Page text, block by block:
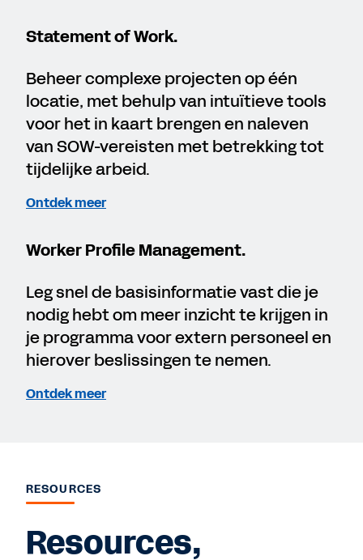
Statement of Work.
Beheer complexe projecten op één
locatie, met behulp van intuïtieve tools
voor het in kaart brengen en naleven
van SOW-vereisten met betrekking tot
tijdelijke arbeid.
Ontdek meer
Worker Profile Management.
Leg snel de basisinformatie vast die je
nodig hebt om meer inzicht te krijgen in
je programma voor extern personeel en
hierover beslissingen te nemen.
Ontdek meer
RESOURCES
Resources,